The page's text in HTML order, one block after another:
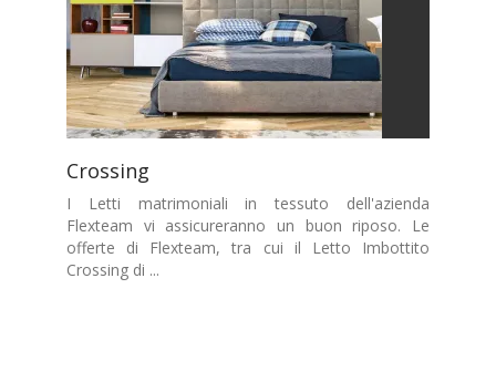
Crossing
I Letti matrimoniali in tessuto dell'azienda
Flexteam vi assicureranno un buon riposo. Le
offerte di Flexteam, tra cui il Letto Imbottito
Crossing di ...